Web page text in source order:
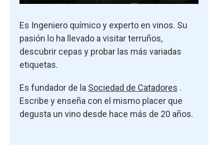
Es Ingeniero químico y experto en vinos. Su
pasión lo ha llevado a visitar terruños,
descubrir cepas y probar las más variadas
etiquetas.
Es fundador de la Sociedad de Catadores .
Escribe y enseña con el mismo placer que
degusta un vino desde hace más de 20 años.